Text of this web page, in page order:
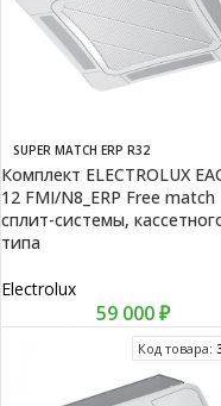
SUPER MATCH ERP R32
Комплект ELECTROLUX
12 FMI/N8_ERP Free match
сплит-системы,
типа
Electrolux
59 000₽
Код товара: